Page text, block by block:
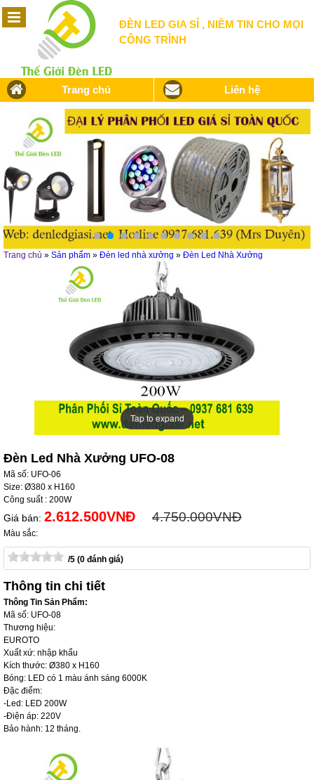
ĐÈN LED GIA SỈ , NIỀM TIN CHO MỌI
CÔNG TRÌNH
Trang chủ Liên hệ
Trang chủ » Sản phẩm » Đèn led nhà xưởng » Đèn Led Nhà Xưởng
Tap to expand
Tap to expand
Đèn Led Nhà Xưởng UFO-08
Mã số: UFO-06
Size: Ø380 x H160
Công suất : 200W
Giá bán: 2.612.500VNĐ 4.750.000VNĐ
Màu sắc:
/5 (0 đánh giá)
Thông tin chi tiết
Thông Tin Sản Phẩm:
Mã số: UFO-08
Thương hiệu:
Xuất xứ: nhập khẩu
Kích thước: Ø380 x H160
Bóng: LED có 1 màu ánh sáng 6000K
Đặc điểm:
-Led: LED 200W
-Điện áp: 220V
Bảo hành: 12 tháng.